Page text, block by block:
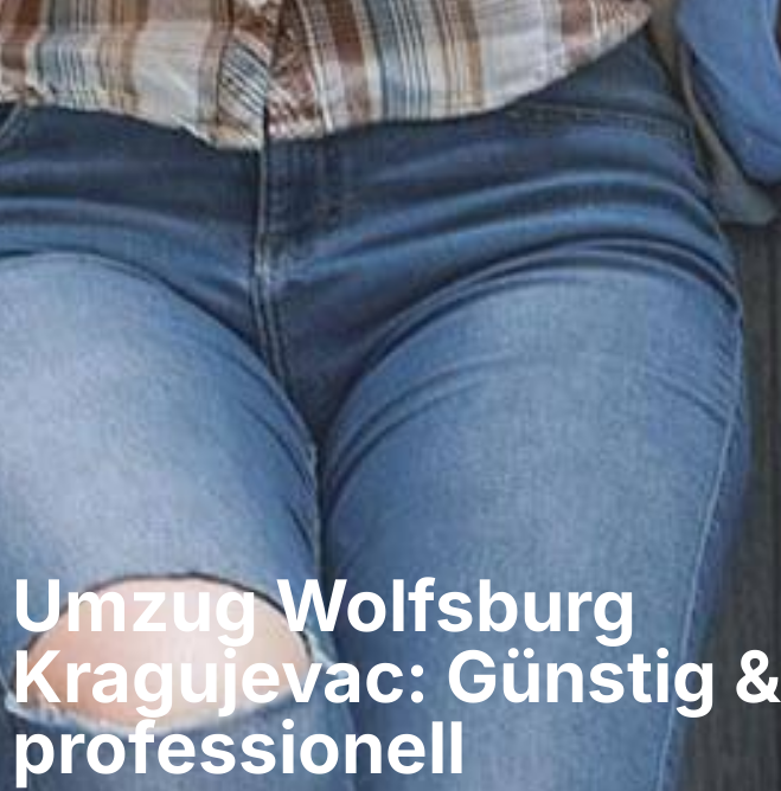
Umzug Wolfsburg​
Kragujevac: Günstig &
professionell​